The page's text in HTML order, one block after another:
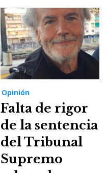
Opinión
Falta de rigor
de la sentencia
del Tribunal
Supremo